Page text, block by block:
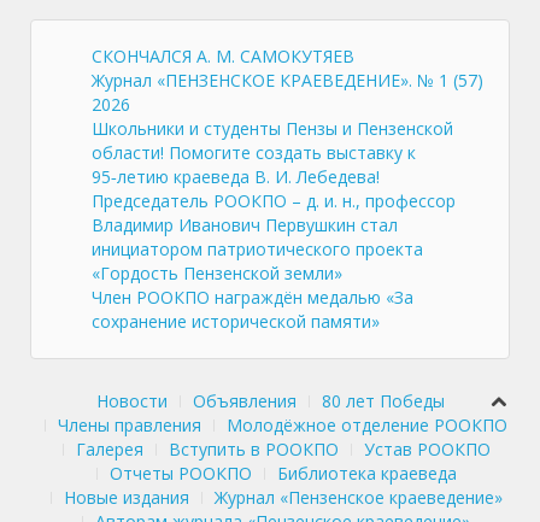
СКОНЧАЛСЯ А. М. САМОКУТЯЕВ
Журнал «ПЕНЗЕНСКОЕ КРАЕВЕДЕНИЕ». № 1 (57)
2026
Школьники и студенты Пензы и Пензенской
области! Помогите создать выставку к
95‑летию краеведа В. И. Лебедева!
Председатель РООКПО – д. и. н., профессор
Владимир Иванович Первушкин стал
инициатором патриотического проекта
«Гордость Пензенской земли»
Член РООКПО награждён медалью «За
сохранение исторической памяти»
Новости Объявления
80 лет Победы
Члены правления
Молодёжное отделение РООКПО
Галерея
Вступить в РООКПО
Устав РООКПО
Отчеты РООКПО
Библиотека краеведа
Новые издания
Журнал «Пензенское краеведение»